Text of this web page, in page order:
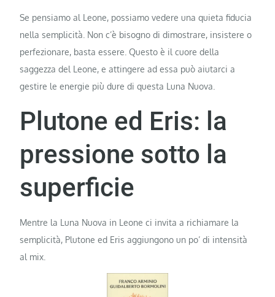
Se pensiamo al Leone, possiamo vedere una quieta fiducia
nella semplicità. Non c’è bisogno di dimostrare, insistere o
perfezionare, basta essere. Questo è il cuore della
saggezza del Leone, e attingere ad essa può aiutarci a
gestire le energie più dure di questa Luna Nuova.
Plutone ed Eris: la
pressione sotto la
superficie
Mentre la Luna Nuova in Leone ci invita a richiamare la
semplicità, Plutone ed Eris aggiungono un po’ di intensità
al mix.